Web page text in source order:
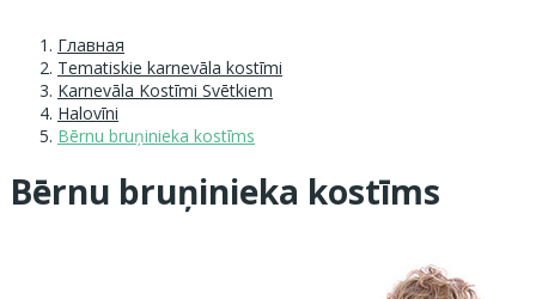
Главная
Tematiskie karnevāla kostīmi
Karnevāla Kostīmi Svētkiem
Halovīni
Bērnu bruņinieka kostīms
Bērnu bruņinieka kostīms